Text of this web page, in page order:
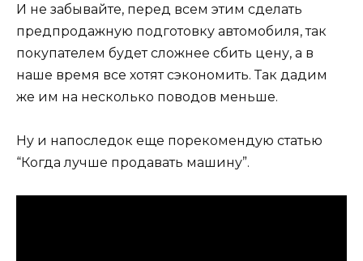
И не забывайте, перед всем этим сделать
предпродажную подготовку автомобиля, так
покупателем будет сложнее сбить цену, а в
наше время все хотят сэкономить. Так дадим
же им на несколько поводов меньше.
Ну и напоследок еще порекомендую статью
“Когда лучше продавать машину”.